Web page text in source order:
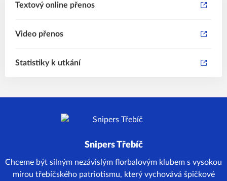
Textový online přenos
Video přenos
Statistiky k utkání
Snipers Třebíč
Chceme být silným nezávislým florbalovým klubem s vysokou
mírou třebíčského patriotismu, který vychovává špičkové